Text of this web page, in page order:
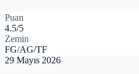
Puan
4.5/5
Zemin
FG/AG/TF
29 Mayıs 2026